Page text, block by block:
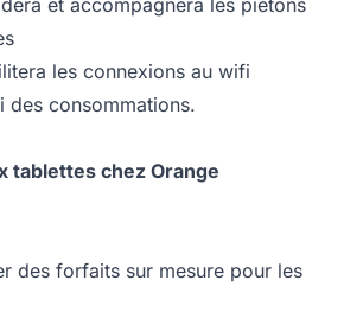
et accompagnera les piétons
les connexions au wifi
des consommations.
tablettes chez Orange
des forfaits sur mesure pour les